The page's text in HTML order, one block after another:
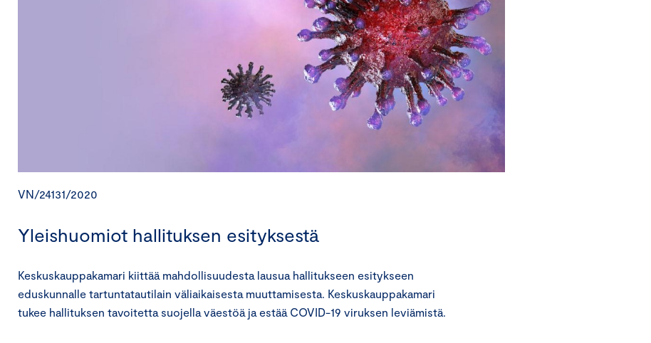
VN/24131/2020
Yleishuomiot hallituksen esityksestä
Keskuskauppakamari kiittää mahdollisuudesta lausua hallitukseen esitykseen
eduskunnalle tartuntatautilain väliaikaisesta muuttamisesta. Keskuskauppakamari
tukee hallituksen tavoitetta suojella väestöä ja estää COVID-19 viruksen leviämistä.